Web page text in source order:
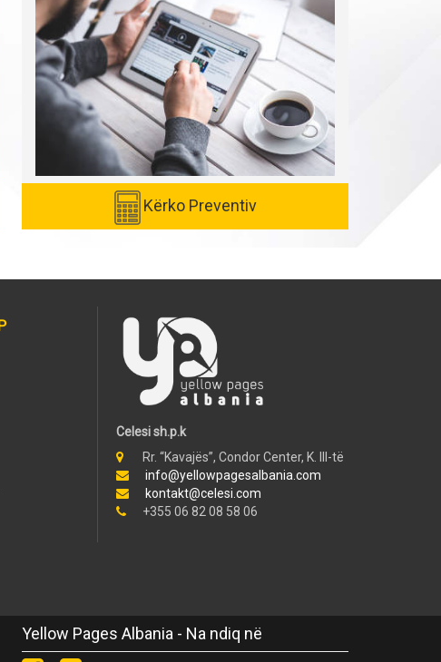
Kërko Preventiv
Celesi sh.p.k
Rr. “Kavajës”, Condor Center, K. III-të
info@yellowpagesalbania.com
kontakt@celesi.com
+355 06 82 08 58 06
Yellow Pages Albania - Na ndiq në